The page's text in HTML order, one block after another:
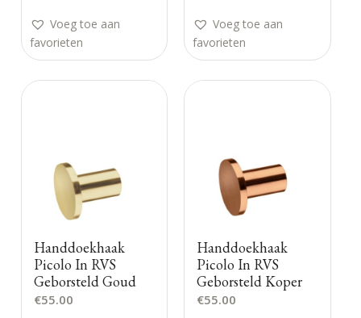
Voeg toe aan
favorieten
Voeg toe aan
favorieten
Handdoekhaak
Picolo In RVS
Geborsteld Goud
€55.00
Handdoekhaak
Picolo In RVS
Geborsteld Koper
€55.00